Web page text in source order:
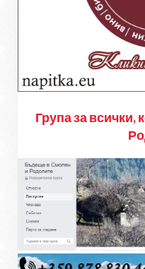
Група за всички,